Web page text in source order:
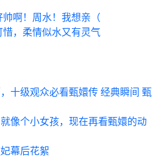
啊！周水！我想亲（
，柔情似水又有灵气
十级观众必看甄嬛传 经典瞬间 甄
像个小女孩，现在再看甄嬛的动
幕后花絮